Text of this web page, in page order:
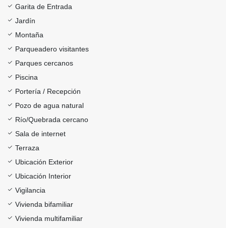
Garita de Entrada
Jardín
Montaña
Parqueadero visitantes
Parques cercanos
Piscina
Portería / Recepción
Pozo de agua natural
Río/Quebrada cercano
Sala de internet
Terraza
Ubicación Exterior
Ubicación Interior
Vigilancia
Vivienda bifamiliar
Vivienda multifamiliar